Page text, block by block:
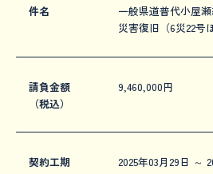
件名
一般県道普代小屋
災害復旧（6災22号
請負金額
（税込）
9,460,000円
契約工期 2025年03月29日 ～